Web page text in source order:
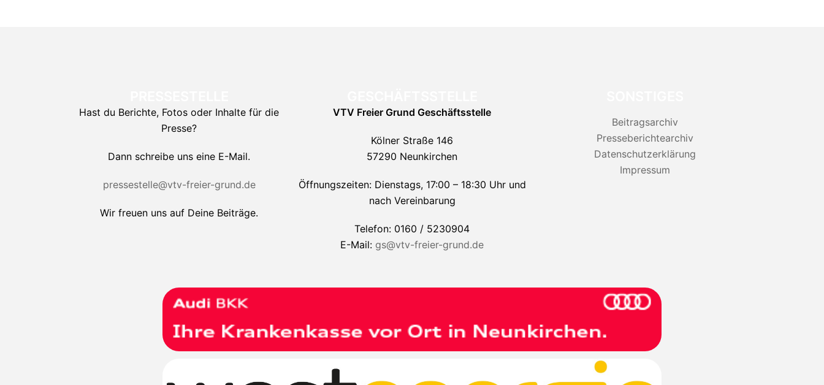
Hast du Berichte, Fotos oder Inhalte für die
Presse?
Dann schreibe uns eine E-Mail.
pressestelle@vtv-freier-grund.de
Wir freuen uns auf Deine Beiträge.
VTV Freier Grund Geschäftsstelle
Kölner Straße 146
57290 Neunkirchen
Öffnungszeiten: Dienstags, 17:00 – 18:30 Uhr und
nach Vereinbarung
Telefon: 0160 / 5230904
E-Mail: gs@vtv-freier-grund.de
Beitragsarchiv
Presseberichtearchiv
Datenschutzerklärung
Impressum